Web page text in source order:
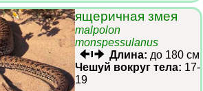
ящеричная змея
malpolon
monspessulanus
Длина: до 180 см
Чешуй вокруг тела: 17-
19